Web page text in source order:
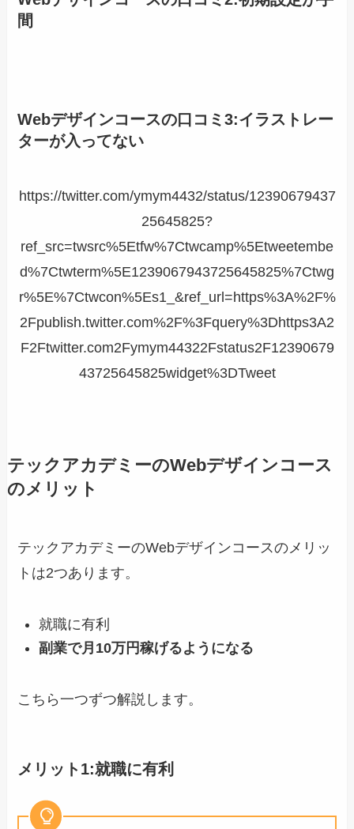
間
Webデザインコースの口コミ3:イラストレー
ターが入ってない
https://twitter.com/ymym4432/status/12390679437
25645825?
ref_src=twsrc%5Etfw%7Ctwcamp%5Etweetembe
d%7Ctwterm%5E1239067943725645825%7Ctwg
r%5E%7Ctwcon%5Es1_&ref_url=https%3A%2F%
2Fpublish.twitter.com%2F%3Fquery%3Dhttps3A2
F2Ftwitter.com2Fymym44322Fstatus2F12390679
43725645825widget%3DTweet
テックアカデミーのWebデザインコース
のメリット
テックアカデミーのWebデザインコースのメリッ
トは2つあります。
就職に有利
副業で月10万円稼げるようになる
こちら一つずつ解説します。
メリット1:就職に有利